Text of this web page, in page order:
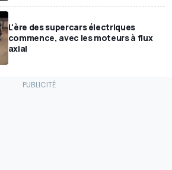
L'ère des supercars électriques
commence, avec les moteurs à flux
axial